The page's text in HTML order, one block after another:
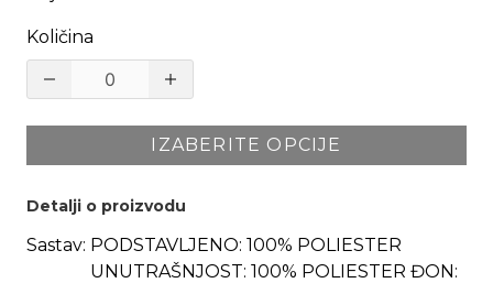
Količina
IZABERITE OPCIJE
Detalji o proizvodu
Sastav: PODSTAVLJENO: 100% POLIESTER
UNUTRAŠNJOST: 100% POLIESTER ĐON: